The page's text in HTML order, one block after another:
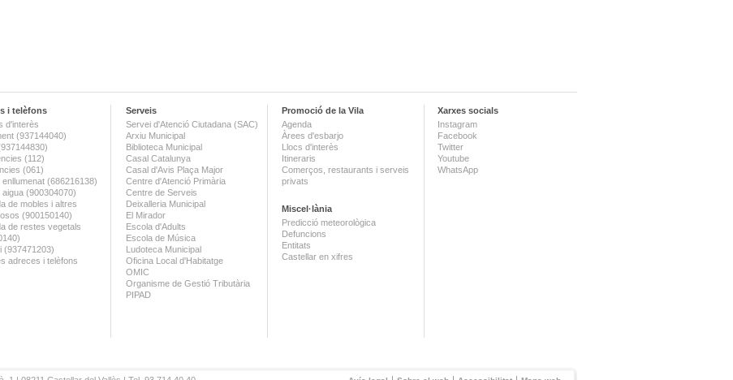
i telèfons
d'interès
(937144040)
(112)
(061)
(686216138)
(900304070)
de mobles i altres
(900150140)
de restes vegetals
(937471203)
adreces i telèfons
Serveis
Servei d'Atenció Ciutadana (SAC)
Arxiu Municipal
Biblioteca Municipal
Casal Catalunya
Casal d'Avis Plaça Major
Centre d'Atenció Primària
Centre de Serveis
Deixalleria Municipal
El Mirador
Escola d'Adults
Escola de Música
Ludoteca Municipal
Oficina Local d'Habitatge
OMIC
Organisme de Gestió Tributària
PIPAD
Promoció de la Vila
Agenda
Àrees d'esbarjo
Llocs d'interès
Itineraris
Comerços, restaurants i serveis
privats
Miscel·lània
Predicció meteorològica
Defuncions
Entitats
Castellar en xifres
Xarxes socials
Instagram
Facebook
Twitter
Youtube
WhatsApp